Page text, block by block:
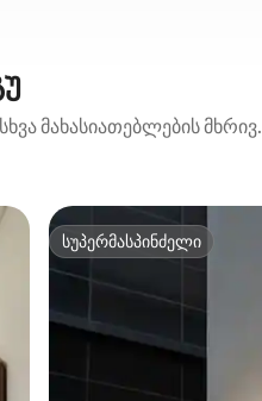
მახასიათებლების მხრივ.
სუპერმასპინძელი
სუპერმასპინძელი